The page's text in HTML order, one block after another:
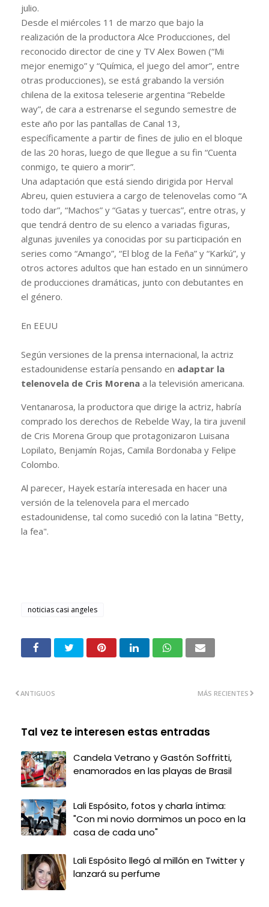
julio.
Desde el miércoles 11 de marzo que bajo la
realización de la productora Alce Producciones, del
reconocido director de cine y TV Alex Bowen (“Mi
mejor enemigo” y “Química, el juego del amor”, entre
otras producciones), se está grabando la versión
chilena de la exitosa teleserie argentina “Rebelde
way”, de cara a estrenarse el segundo semestre de
este año por las pantallas de Canal 13,
específicamente a partir de fines de julio en el bloque
de las 20 horas, luego de que llegue a su fin “Cuenta
conmigo, te quiero a morir”.
Una adaptación que está siendo dirigida por Herval
Abreu, quien estuviera a cargo de telenovelas como “A
todo dar”, “Machos” y “Gatas y tuercas”, entre otras, y
que tendrá dentro de su elenco a variadas figuras,
algunas juveniles ya conocidas por su participación en
series como “Amango”, “El blog de la Feña” y “Karkú”, y
otros actores adultos que han estado en un sinnúmero
de producciones dramáticas, junto con debutantes en
el género.
En EEUU
Según versiones de la prensa internacional, la actriz
estadounidense estaría pensando en adaptar la
telenovela de Cris Morena a la televisión americana.
Ventanarosa, la productora que dirige la actriz, habría
comprado los derechos de Rebelde Way, la tira juvenil
de Cris Morena Group que protagonizaron Luisana
Lopilato, Benjamín Rojas, Camila Bordonaba y Felipe
Colombo.
Al parecer, Hayek estaría interesada en hacer una
versión de la telenovela para el mercado
estadounidense, tal como sucedió con la latina "Betty,
la fea".
noticias casi angeles
MÁS RECIENTES
ANTIGUOS
Tal vez te interesen estas entradas
Candela Vetrano y Gastón Soffritti,
enamorados en las playas de Brasil
Lali Espósito, fotos y charla íntima:
"Con mi novio dormimos un poco en la
casa de cada uno"
Lali Espósito llegó al millón en Twitter y
lanzará su perfume